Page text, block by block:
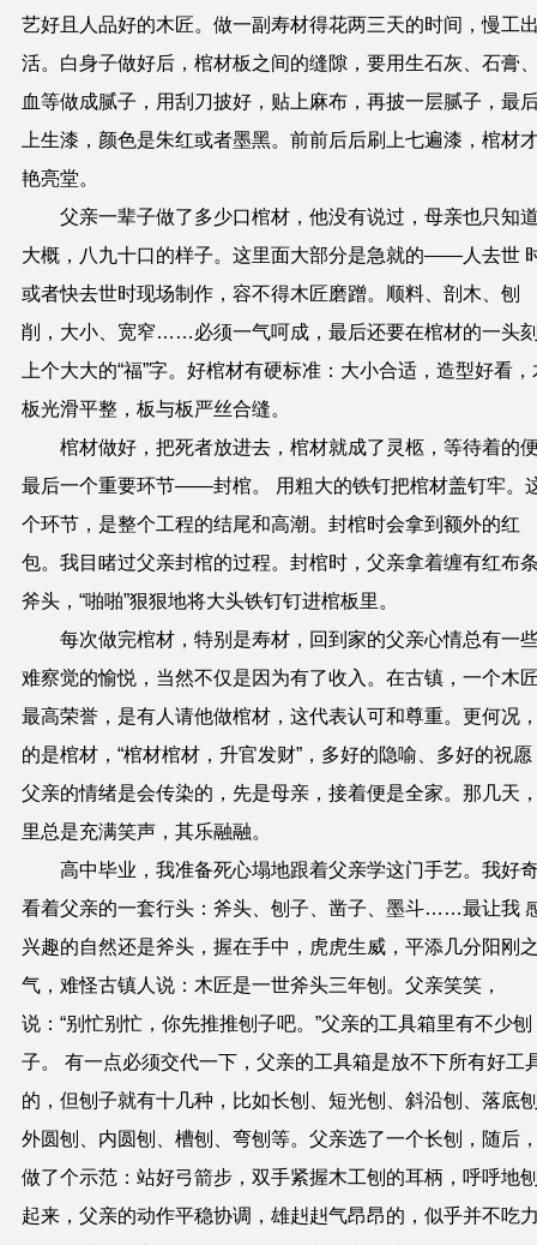
艺好且人品好的木匠。做一副寿材得花两三天的时间，慢工
活。白身子做好后，棺材板之间的缝隙，要用生石灰、石膏
血等做成腻子，用刮刀披好，贴上麻布，再披一层腻子，最
上生漆，颜色是朱红或者墨黑。前前后后刷上七遍漆，棺材
艳亮堂。
父亲一辈子做了多少口棺材，他没有说过，母亲也只知
大概，八九十口的样子。这里面大部分是急就的——人去世
或者快去世时现场制作，容不得木匠磨蹭。顺料、剖木、刨
削，大小、宽窄……必须一气呵成，最后还要在棺材的一头
上个大大的“福”字。好棺材有硬标准：大小合适，造型好看，
板光滑平整，板与板严丝合缝。
棺材做好，把死者放进去，棺材就成了灵柩，等待着的
最后一个重要环节——封棺。 用粗大的铁钉把棺材盖钉牢。
个环节，是整个工程的结尾和高潮。封棺时会拿到额外的红
包。我目睹过父亲封棺的过程。封棺时，父亲拿着缠有红布
斧头，“啪啪”狠狠地将大头铁钉钉进棺板里。
每次做完棺材，特别是寿材，回到家的父亲心情总有一
难察觉的愉悦，当然不仅是因为有了收入。在古镇，一个木
最高荣誉，是有人请他做棺材，这代表认可和尊重。更何况
的是棺材，“棺材棺材，升官发财”，多好的隐喻、多好的祝愿
父亲的情绪是会传染的，先是母亲，接着便是全家。那几天
里总是充满笑声，其乐融融。
高中毕业，我准备死心塌地跟着父亲学这门手艺。我好
看着父亲的一套行头：斧头、刨子、凿子、墨斗……最让我
兴趣的自然还是斧头，握在手中，虎虎生威，平添几分阳刚
气，难怪古镇人说：木匠是一世斧头三年刨。父亲笑笑，
说：“别忙别忙，你先推推刨子吧。”父亲的工具箱里有不少刨
子。 有一点必须交代一下，父亲的工具箱是放不下所有好工
的，但刨子就有十几种，比如长刨、短光刨、斜沿刨、落底
外圆刨、内圆刨、槽刨、弯刨等。父亲选了一个长刨，随后
做了个示范：站好弓箭步，双手紧握木工刨的耳柄，呼呼地
起来，父亲的动作平稳协调，雄赳赳气昂昂的，似乎并不吃